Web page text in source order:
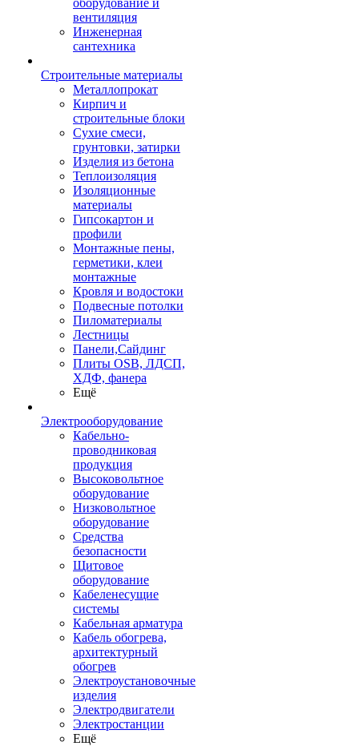
оборудование и
вентиляция
Инженерная
сантехника
Строительные материалы
Металлопрокат
Кирпич и
строительные блоки
Сухие смеси,
грунтовки, затирки
Изделия из бетона
Теплоизоляция
Изоляционные
материалы
Гипсокартон и
профили
Монтажные пены,
герметики, клеи
монтажные
Кровля и водостоки
Подвесные потолки
Пиломатериалы
Лестницы
Панели,Сайдинг
Плиты OSB, ЛДСП,
ХДФ, фанера
Ещё
Электрооборудование
Кабельно-
проводниковая
продукция
Высоковольтное
оборудование
Низковольтное
оборудование
Средства
безопасности
Щитовое
оборудование
Кабеленесущие
системы
Кабельная арматура
Кабель обогрева,
архитектурный
обогрев
Электроустановочные
изделия
Электродвигатели
Электростанции
Ещё